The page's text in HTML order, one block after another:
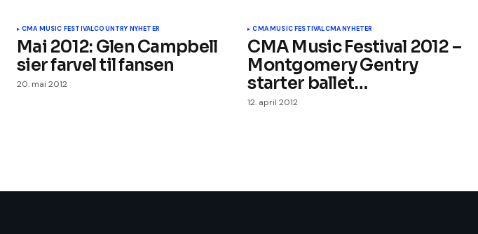
CMA MUSIC FESTIVALCOUNTRY NYHETER
Mai 2012: Glen Campbell
sier farvel til fansen
20. mai 2012
CMA MUSIC FESTIVALCMA NYHETER
CMA Music Festival 2012 –
Montgomery Gentry
starter ballet…
12. april 2012